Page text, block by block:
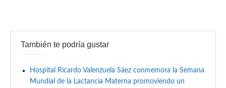
También te podría gustar
Hospital Ricardo Valenzuela Sáez conmemora la Semana
Mundial de la Lactancia Materna promoviendo un